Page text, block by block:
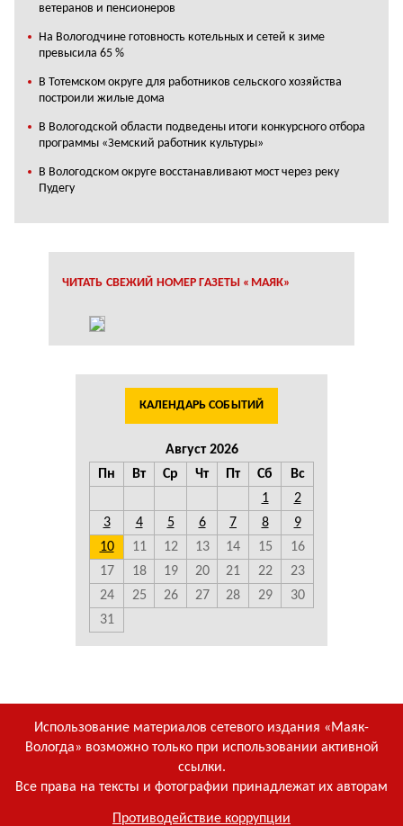
ветеранов и пенсионеров
На Вологодчине готовность котельных и сетей к зиме
превысила 65 %
В Тотемском округе для работников сельского хозяйства
построили жилые дома
В Вологодской области подведены итоги конкурсного отбора
программы «Земский работник культуры»
В Вологодском округе восстанавливают мост через реку
Пудегу
ЧИТАТЬ СВЕЖИЙ НОМЕР ГАЗЕТЫ «МАЯК»
КАЛЕНДАРЬ СОБЫТИЙ
Август 2026
Пн
Вт Ср Чт Пт Сб
Вс
1
2
3
4 5 6 7 8
9
10
11 12 13 14 15
16
17
18 19 20 21 22
23
24
25 26 27 28 29
30
31
Использование материалов сетевого издания «Маяк-
Вологда» возможно только при использовании активной
ссылки.
Все права на тексты и фотографии принадлежат их авторам
Противодействие коррупции